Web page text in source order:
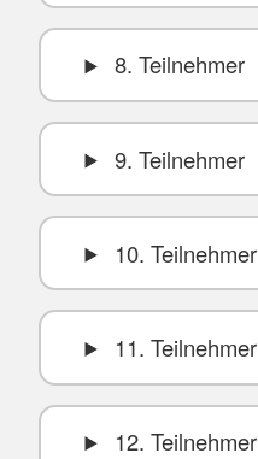
8. Teilnehmer
9. Teilnehmer
10. Teilnehmer
11. Teilnehmer
12. Teilnehmer